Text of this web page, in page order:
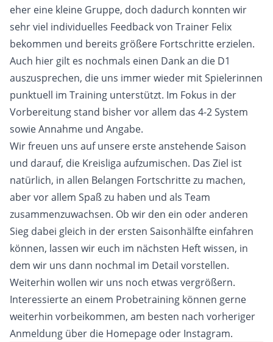
eher eine kleine Gruppe, doch dadurch konnten wir
sehr viel individuelles Feedback von Trainer Felix
bekommen und bereits größere Fortschritte erzielen.
Auch hier gilt es nochmals einen Dank an die D1
auszusprechen, die uns immer wieder mit Spielerinnen
punktuell im Training unterstützt. Im Fokus in der
Vorbereitung stand bisher vor allem das 4-2 System
sowie Annahme und Angabe.
Wir freuen uns auf unsere erste anstehende Saison
und darauf, die Kreisliga aufzumischen. Das Ziel ist
natürlich, in allen Belangen Fortschritte zu machen,
aber vor allem Spaß zu haben und als Team
zusammenzuwachsen. Ob wir den ein oder anderen
Sieg dabei gleich in der ersten Saisonhälfte einfahren
können, lassen wir euch im nächsten Heft wissen, in
dem wir uns dann nochmal im Detail vorstellen.
Weiterhin wollen wir uns noch etwas vergrößern.
Interessierte an einem Probetraining können gerne
weiterhin vorbeikommen, am besten nach vorheriger
Anmeldung über die Homepage oder Instagram.